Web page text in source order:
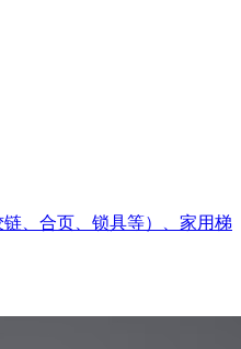
、合页、锁具等）、家用梯